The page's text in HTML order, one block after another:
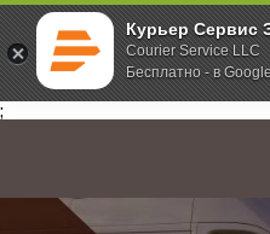
Курьер Сервис
Courier Service LLC
Бесплатно - в
;
Главная О компании